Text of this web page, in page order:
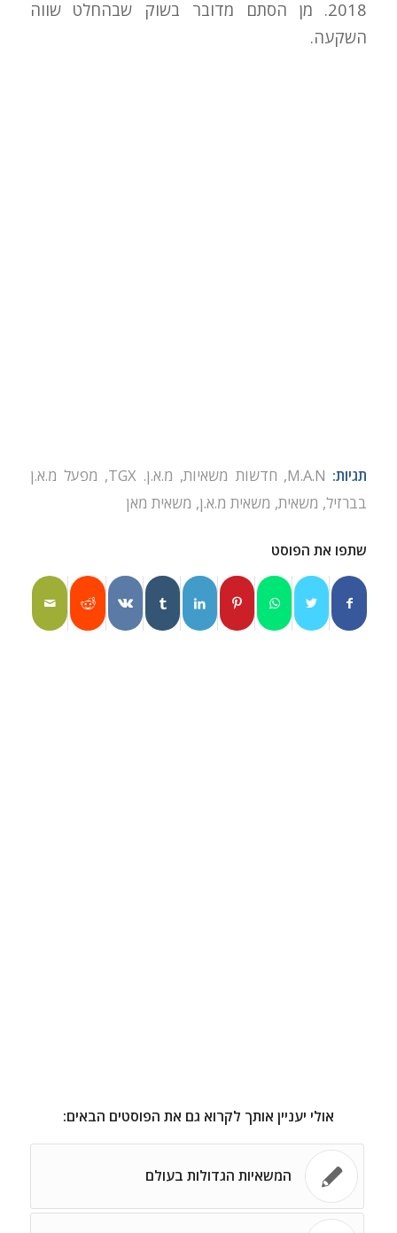
2018. מן הסתם מדובר בשוק שבהחלט שווה
השקעה.
תגיות: M.A.N
, חדשות משאיות, מ.א.ן. TGX , מפעל מ.א.ן
בברזיל, משאית, משאית מ.א.ן, משאית מאן
שתפו את הפוסט
אולי יעניין אותך לקרוא גם את הפוסטים הבאים:
המשאיות הגדולות בעולם